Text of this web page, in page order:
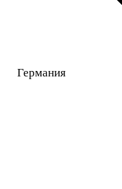
Германия